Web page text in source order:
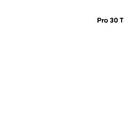
Pro 30 T